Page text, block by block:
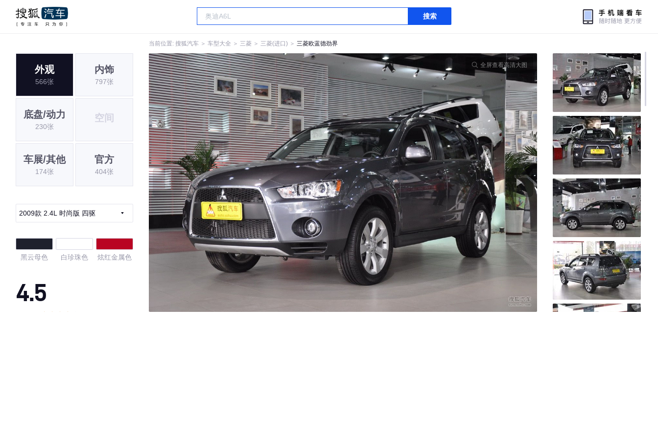
搜索
当前位置: 搜狐汽车 ＞ 车型大全 ＞ 三菱 ＞ 三菱(进口) ＞ 三菱欧蓝德劲界
外观
566张
内饰
797张
底盘/动力
230张
空间
车展/其他
174张
官方
404张
2009款 2.4L 时尚版 四驱
黑云母色 白珍珠色 炫红金属色
4.5
全屏查看高清大图